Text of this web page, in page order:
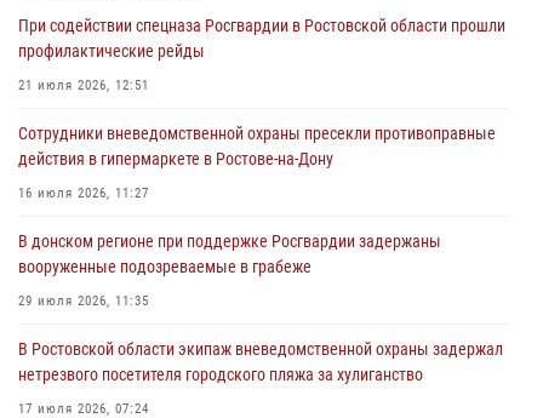
21 июля 2026, 12:51
В Ростовской области экипаж вневедомственной охраны задержал
17 июля 2026, 07:24
Сотрудники вневедомственной охраны пресекли противоправные
16 июля 2026, 11:27
Конкурс профессионального мастерства взрывотехников прошел в
При содействии спецназа Росгвардии в Ростовской области прошли
профилактические рейды
21 июля 2026, 12:51
Сотрудники вневедомственной охраны пресекли противоправные
действия в гипермаркете в Ростове-на-Дону
16 июля 2026, 11:27
В донском регионе при поддержке Росгвардии задержаны
вооруженные подозреваемые в грабеже
29 июля 2026, 11:35
В Ростовской области экипаж вневедомственной охраны задержал
нетрезвого посетителя городского пляжа за хулиганство
17 июля 2026, 07:24